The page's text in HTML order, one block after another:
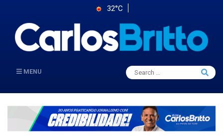
32°C
MENU
Search
for:
Search